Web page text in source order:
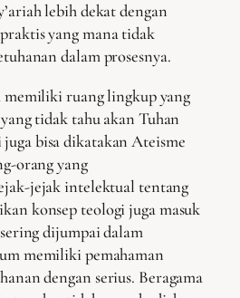
lebih dekat dengan
yang mana tidak
dalam prosesnya.
memiliki ruang lingkup yang
tidak tahu akan Tuhan
bisa dikatakan Ateisme
orang yang
jejak intelektual tentang
konsep teologi juga masuk
dijumpai dalam
memiliki pemahaman
dengan serius. Beragama